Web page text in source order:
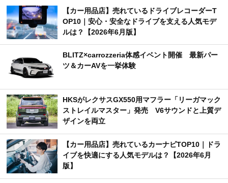
【カー用品店】売れているドライブレコーダーT
OP10｜安心・安全なドライブを支える人気モデ
ルは？【2026年6月版】
BLITZ×carrozzeria体感イベント開催 最新パー
ツ＆カーAVを一挙体験
HKSがレクサスGX550用マフラー「リーガマック
ストレイルマスター」発売 V6サウンドと上質デ
ザインを両立
【カー用品店】売れているカーナビTOP10｜ドラ
イブを快適にする人気モデルは？【2026年6月
版】